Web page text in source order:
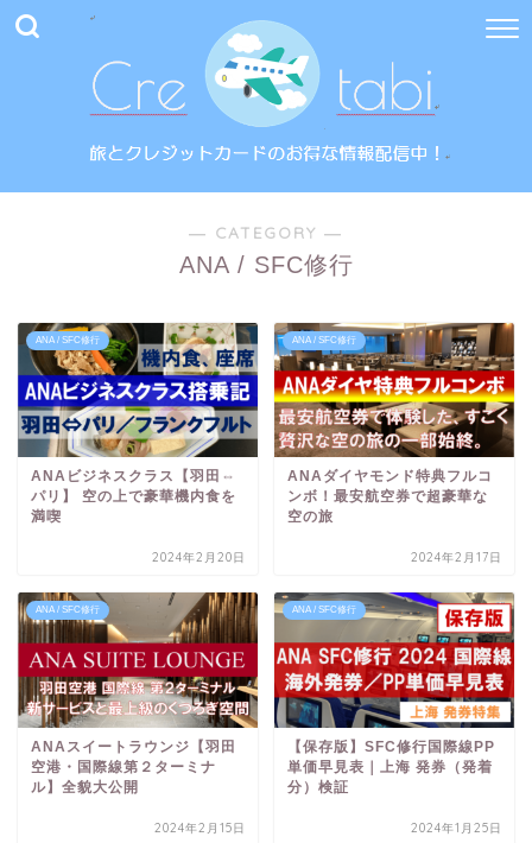
― CATEGORY ―
ANA / SFC修行
ANA / SFC修行
ANAビジネスクラス【羽田⇔
パリ】 空の上で豪華機内食を
満喫
2024年2月20日
ANA / SFC修行
ANAダイヤモンド特典フルコ
ンボ！最安航空券で超豪華な
空の旅
2024年2月17日
ANA / SFC修行
ANAスイートラウンジ【羽田
空港・国際線第２ターミナ
ル】全貌大公開
2024年2月15日
ANA / SFC修行
【保存版】SFC修行国際線PP
単価早見表｜上海 発券（発着
分）検証
2024年1月25日